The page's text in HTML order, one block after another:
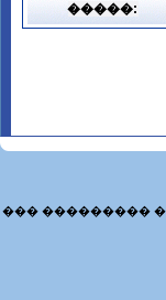
�����:
��� ���������